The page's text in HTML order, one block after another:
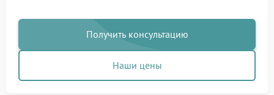
Получить консультацию
Наши цены